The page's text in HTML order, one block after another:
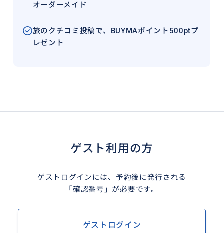
オーダーメイド
旅のクチコミ投稿で、BUYMAポイント500ptプ
レゼント
ゲスト利用の方
ゲストログインには、予約後に発行される
「確認番号」が必要です。
ゲストログイン